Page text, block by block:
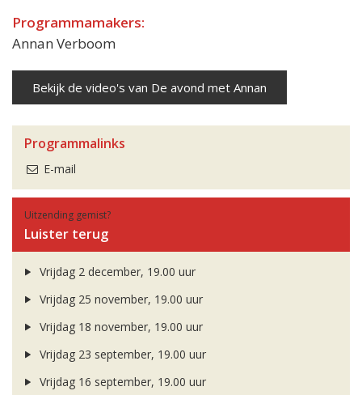
Programmamakers:
Annan Verboom
Bekijk de video's van De avond met Annan
Programmalinks
E-mail
Uitzending gemist?
Luister terug
Vrijdag 2 december, 19.00 uur
Vrijdag 25 november, 19.00 uur
Vrijdag 18 november, 19.00 uur
Vrijdag 23 september, 19.00 uur
Vrijdag 16 september, 19.00 uur